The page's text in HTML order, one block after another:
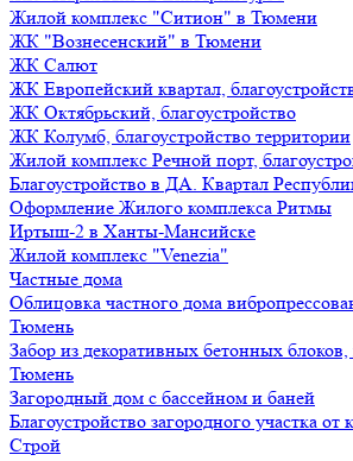
Жилой комплекс "Ситион" в Тюмени
ЖК "Вознесенский" в Тюмени
ЖК Салют
ЖК Европейский квартал,
ЖК Октябрьский, благоустройство
ЖК Колумб, благоустройство территории
Жилой комплекс Речной порт,
Благоустройство в ДА. Квартал
Оформление Жилого комплекса Ритмы
Иртыш-2 в Ханты-Мансийске
Жилой комплекс "Venezia"
Частные дома
Облицовка частного дома
Тюмень
Забор из декоративных бетонных
Тюмень
Загородный дом с бассейном и баней
Благоустройство загородного участка
Строй